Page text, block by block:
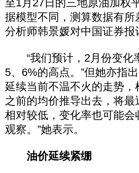
至1月27日的三地原油加权
据模型不同，测算数据有
分析师韩景媛对中国证券报
“我们预计，2月份变化
5、6%的高点。”但她亦指
延续当前不温不火的走势
之前的均价推导出去，将
相对较低，变化率也可能
观察。”她表示。
油价延续紧绷